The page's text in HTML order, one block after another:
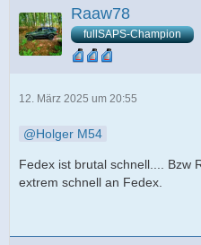
Raaw78
fullSAPS-Champion
12. März 2025 um 20:55
Holger M54
Fedex ist brutal schnell.... Bzw
extrem schnell an Fedex.